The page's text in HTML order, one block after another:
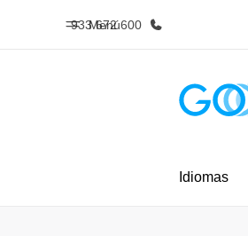
Menú
933 672 600
Inicio
Idiomas